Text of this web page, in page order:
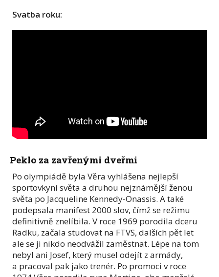
Svatba roku:
Peklo za zavřenými dveřmi
Po olympiádě byla Věra vyhlášena nejlepší
sportovkyní světa a druhou nejznámější ženou
světa po Jacqueline Kennedy-Onassis. A také
podepsala manifest 2000 slov, čímž se režimu
definitivně znelíbila. V roce 1969 porodila dceru
Radku, začala studovat na FTVS, dalších pět let
ale se ji nikdo neodvážil zaměstnat. Lépe na tom
nebyl ani Josef, který musel odejít z armády,
a pracoval pak jako trenér. Po promoci v roce